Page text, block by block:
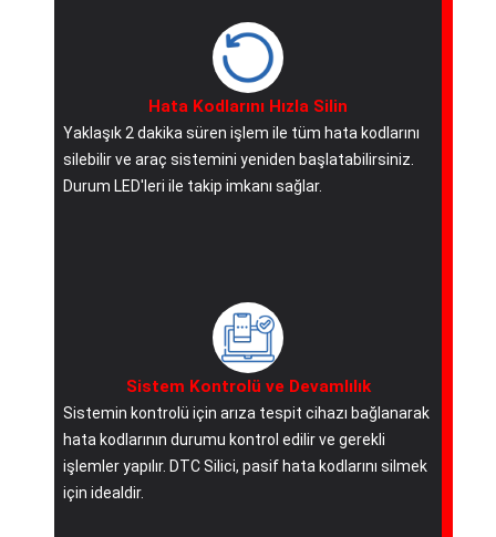
Hata Kodlarını Hızla Silin
Yaklaşık 2 dakika süren işlem ile tüm hata kodlarını
silebilir ve araç sistemini yeniden başlatabilirsiniz.
Durum LED'leri ile takip imkanı sağlar.
Sistem Kontrolü ve Devamlılık
Sistemin kontrolü için arıza tespit cihazı bağlanarak
hata kodlarının durumu kontrol edilir ve gerekli
işlemler yapılır. DTC Silici, pasif hata kodlarını silmek
için idealdir.